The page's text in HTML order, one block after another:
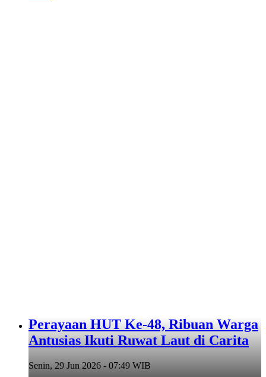
Perayaan HUT Ke-48, Ribuan Warga
Antusias Ikuti Ruwat Laut di Carita
Senin, 29 Jun 2026 - 07:49 WIB